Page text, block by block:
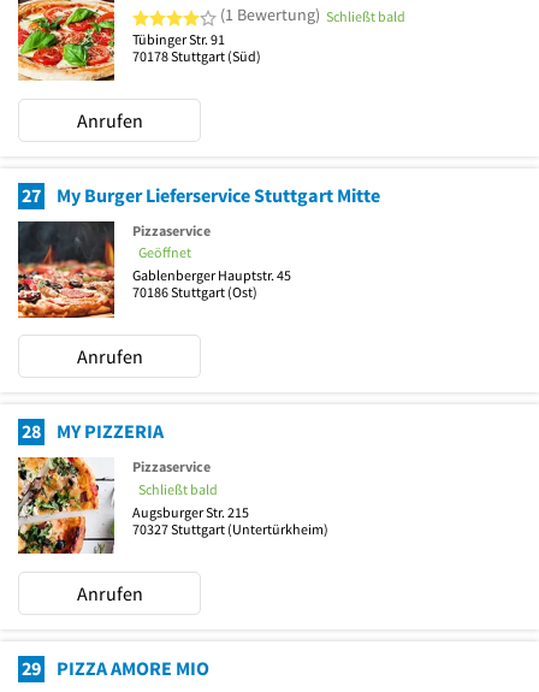
4 von 5 Sternen
(1 Bewertung) Schließt bald
Tübinger Str. 91
70178Stuttgart (Süd)
Anrufen
27 My Burger Lieferservice Stuttgart Mitte
Pizzaservice
Geöffnet
Gablenberger Hauptstr. 45
70186Stuttgart (Ost)
Anrufen
28 MY PIZZERIA
Pizzaservice
Schließt bald
Augsburger Str. 215
70327Stuttgart (Untertürkheim)
Anrufen
29 PIZZA AMORE MIO